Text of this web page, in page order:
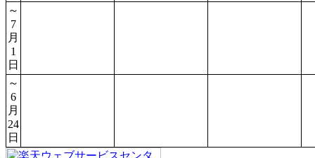
～
7
月
1
日
～
6
月
24
日